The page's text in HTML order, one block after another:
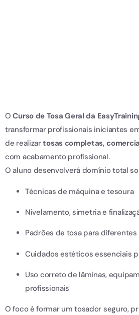
OCurso de Tosa Geral da
transformar profissionais iniciantes
de realizartosas completas,
com acabamento profissional.
O aluno desenvolverá domínio total
Técnicas de máquina e tesoura
Nivelamento, simetria e
Padrões de tosa para diferentes
Cuidados estéticos essenciais
Uso correto de lâminas,
profissionais
O foco é formar um tosador seguro,